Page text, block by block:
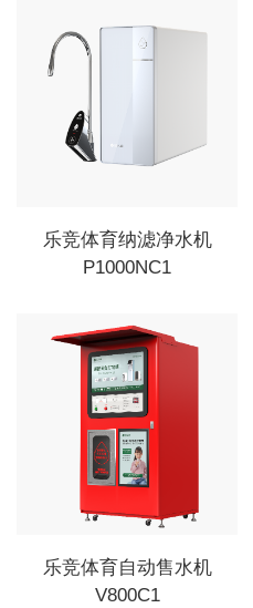
乐竞体育纳滤净水机
P1000NC1
乐竞体育自动售水机
V800C1